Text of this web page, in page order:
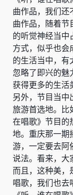
曲作品，我们
曲作品，随着节
的听觉神经当
方式，似乎也会
的生活当中，有
忽略了即兴的魅
获得更多的生活
另外，节目当中
旅游首选地。比
在唱歌》节目的
地。重庆那一期
游，一定要去阿
说法。看来，大
而且，这种美
唱歌，我们也去